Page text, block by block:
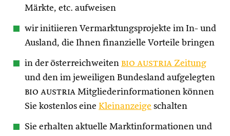
Märkte, etc. aufweisen
wir initiieren Vermarktungsprojekte im In- und
Ausland, die Ihnen finanzielle Vorteile bringen
in der österreichweiten bio austria Zeitung
und den im jeweiligen Bundesland aufgelegten
bio austria Mitgliederinformationen können
Sie kostenlos eine Kleinanzeige schalten
Sie erhalten aktuelle Marktinformationen und